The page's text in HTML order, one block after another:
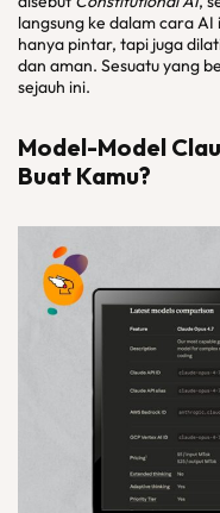
langsung ke dalam cara
hanya pintar, tapi juga
dan aman. Sesuatu yang
sejauh ini.
Model-Model
Buat Kamu?